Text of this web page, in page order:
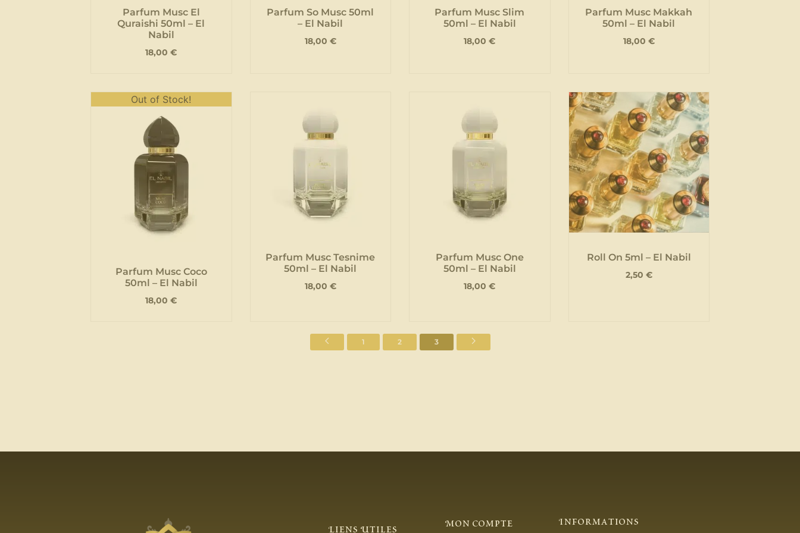
Parfum Musc El
Quraishi 50ml – El
Nabil
18,00€
Parfum So Musc 50ml
– El Nabil
18,00 €
Parfum Musc Slim
50ml – El Nabil
18,00€
Parfum Musc Makkah
50ml – El Nabil
18,00 €
Out of Stock!
Parfum Musc Coco
50ml – El Nabil
18,00€
Parfum Musc Tesnime
50ml – El Nabil
18,00 €
Parfum Musc One
50ml – El Nabil
18,00€
Roll On 5ml – El Nabil
2,50 €
1 2 3
Liens Utiles Mon Compte Informations